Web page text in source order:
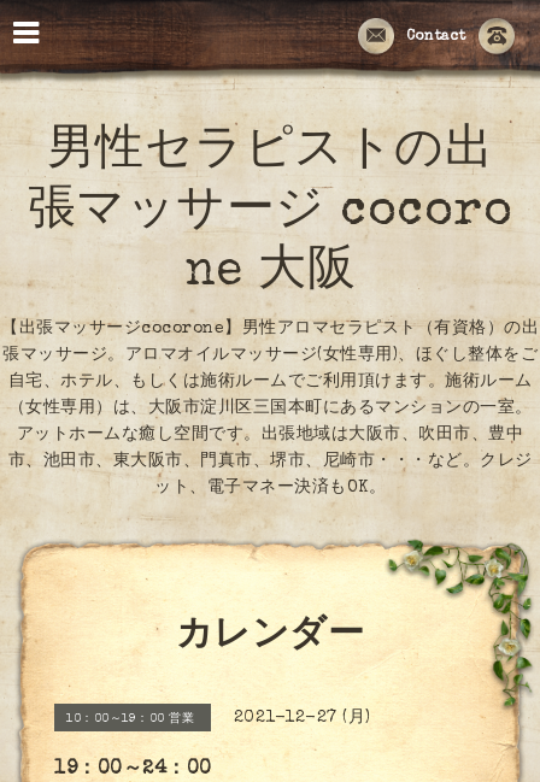
Contact
男性セラピストの出
張マッサージ cocoro
ne 大阪
【出張マッサージcocorone】男性アロマセラピスト（有資格）の出
張マッサージ。アロマオイルマッサージ(女性専用)、ほぐし整体をご
自宅、ホテル、もしくは施術ルームでご利用頂けます。施術ルーム
（女性専用）は、大阪市淀川区三国本町にあるマンションの一室。
アットホームな癒し空間です。出張地域は大阪市、吹田市、豊中
市、池田市、東大阪市、門真市、堺市、尼崎市・・・など。クレジ
ット、電子マネー決済もOK。
カレンダー
10：00～19：00 営業 2021-12-27 (月)
19：00～24：00